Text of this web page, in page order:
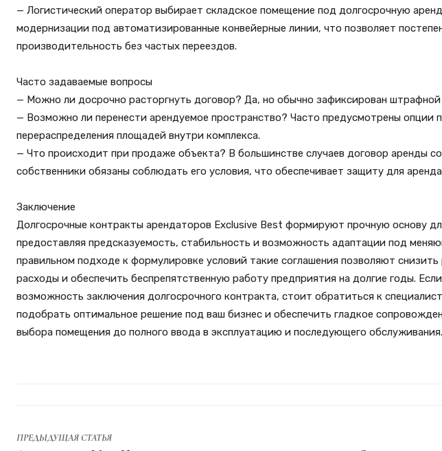
— Логистический оператор выбирает складское помещение под долгосрочную
модернизации под автоматизированные конвейерные линии, что позволяет
производительность без частых переездов.
Часто задаваемые вопросы
— Можно ли досрочно расторгнуть договор? Да, но обычно зафиксирован штрафной
— Возможно ли перенести арендуемое пространство? Часто предусмотрены опции
перераспределения площадей внутри комплекса.
— Что происходит при продаже объекта? В большинстве случаев договор аренды
собственники обязаны соблюдать его условия, что обеспечивает защиту для
Заключение
Долгосрочные контракты арендаторов Exclusive Best формируют прочную основу
предоставляя предсказуемость, стабильность и возможность адаптации под
правильном подходе к формулировке условий такие соглашения позволяют
расходы и обеспечить беспрепятственную работу предприятия на долгие годы.
возможность заключения долгосрочного контракта, стоит обратиться к
подобрать оптимальное решение под ваш бизнес и обеспечить гладкое
выбора помещения до полного ввода в эксплуатацию и последующего обслуживания.
ПРЕДЫДУЩАЯ СТАТЬЯ